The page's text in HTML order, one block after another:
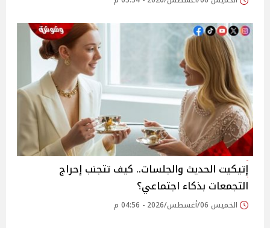
إتيكيت الحديث والجلسات.. كيف تتجنب إحراج
التجمعات بذكاء اجتماعي؟
الخميس 06/أغسطس/2026 - 04:56 م